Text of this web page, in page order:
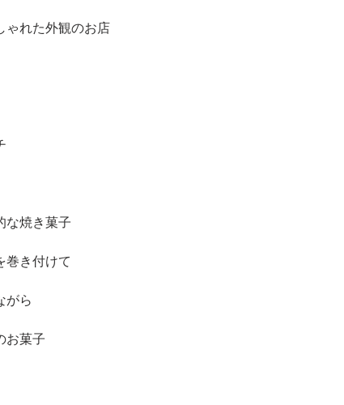
ゃれた外観のお店
な焼き菓子
巻き付けて
がら
お菓子